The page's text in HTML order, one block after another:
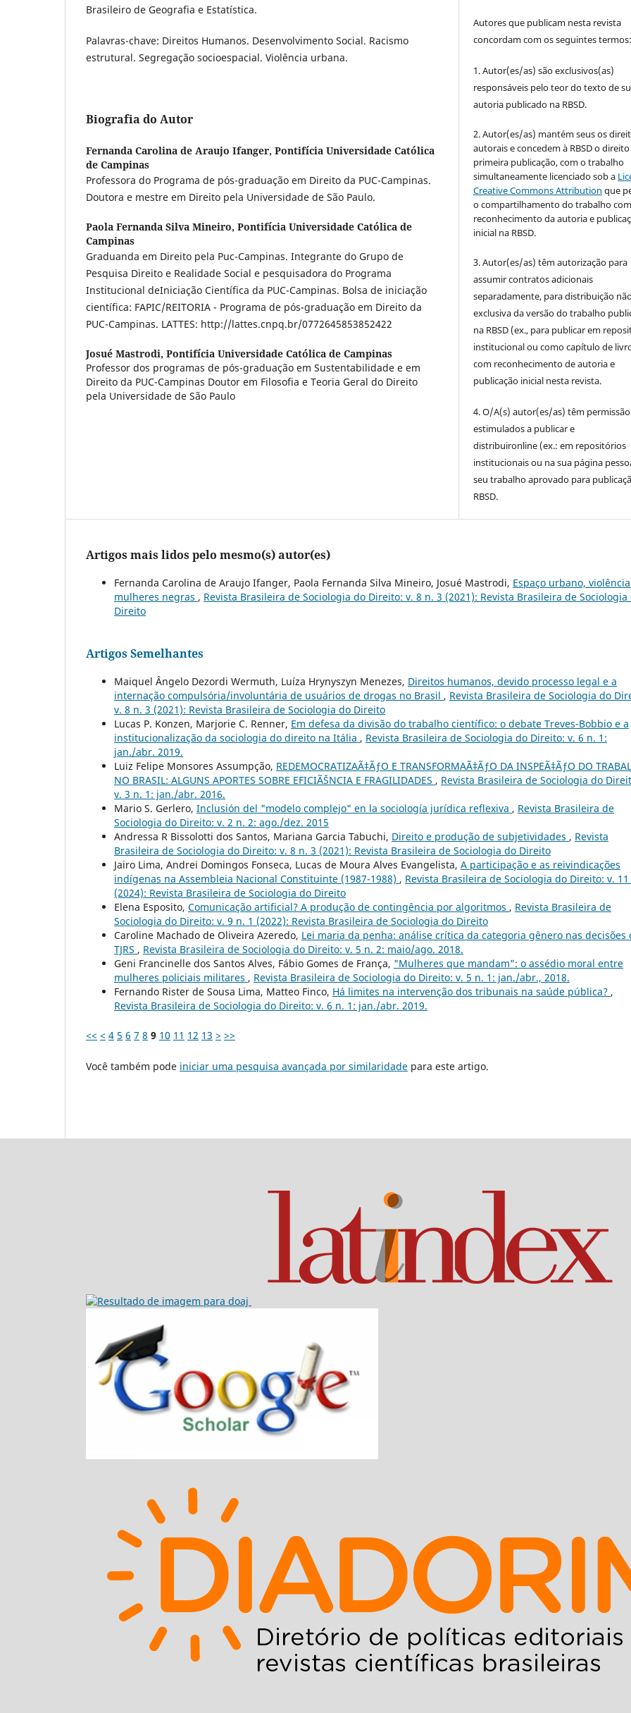
Brasileiro de Geografia e Estatística.
Palavras-chave: Direitos Humanos. Desenvolvimento Social. Racismo
estrutural. Segregação socioespacial. Violência urbana.
Biografia do Autor
Fernanda Carolina de Araujo Ifanger, Pontifícia Universidade Católica
de Campinas
Professora do Programa de pós-graduação em Direito da PUC-Campinas.
Doutora e mestre em Direito pela Universidade de São Paulo.
Paola Fernanda Silva Mineiro, Pontifícia Universidade Católica de
Campinas
Graduanda em Direito pela Puc-Campinas. Integrante do Grupo de
Pesquisa Direito e Realidade Social e pesquisadora do Programa
Institucional deIniciação Científica da PUC-Campinas. Bolsa de iniciação
científica: FAPIC/REITORIA - Programa de pós-graduação em Direito da
PUC-Campinas. LATTES: http://lattes.cnpq.br/0772645853852422
Josué Mastrodi, Pontifícia Universidade Católica de Campinas
Professor dos programas de pós-graduação em Sustentabilidade e em
Direito da PUC-Campinas Doutor em Filosofia e Teoria Geral do Direito
pela Universidade de São Paulo
Autores que publicam nesta revista
concordam com os seguintes termos:
1. Autor(es/as) são exclusivos(as)
responsáveis pelo teor do texto de
autoria publicado na RBSD.
2. Autor(es/as) mantém seus os
autorais e concedem à RBSD o
primeira publicação, com o trabalho
simultaneamente licenciado sob a
Creative Commons Attribution que
o compartilhamento do trabalho com
reconhecimento da autoria e
inicial na RBSD.
3. Autor(es/as) têm autorização para
assumir contratos adicionais
separadamente, para distribuição
exclusiva da versão do trabalho
na RBSD (ex., para publicar em
institucional ou como capítulo de
com reconhecimento de autoria e
publicação inicial nesta revista.
4. O/A(s) autor(es/as) têm
estimulados a publicar e
distribuironline (ex.: em repositórios
institucionais ou na sua página
seu trabalho aprovado para
RBSD.
Artigos mais lidos pelo mesmo(s) autor(es)
Fernanda Carolina de Araujo Ifanger, Paola Fernanda Silva Mineiro, Josué Mastrodi, Espaço urbano,
mulheres negras , Revista Brasileira de Sociologia do Direito: v. 8 n. 3 (2021): Revista Brasileira de Sociologia
Direito
Artigos Semelhantes
Maiquel Ângelo Dezordi Wermuth, Luíza Hrynyszyn Menezes, Direitos humanos, devido processo legal e a
internação compulsória/involuntária de usuários de drogas no Brasil , Revista Brasileira de Sociologia do
v. 8 n. 3 (2021): Revista Brasileira de Sociologia do Direito
Lucas P. Konzen, Marjorie C. Renner, Em defesa da divisão do trabalho científico: o debate Treves-Bobbio e a
institucionalização da sociologia do direito na Itália , Revista Brasileira de Sociologia do Direito: v. 6 n. 1:
jan./abr. 2019.
Luiz Felipe Monsores Assumpção, REDEMOCRATIZAÃ‡ÃƒO E TRANSFORMAÃ‡ÃƒO DA INSPEÃ‡ÃƒO DO
NO BRASIL: ALGUNS APORTES SOBRE EFICIÃŠNCIA E FRAGILIDADES , Revista Brasileira de Sociologia do
v. 3 n. 1: jan./abr. 2016.
Mario S. Gerlero, Inclusión del "modelo complejo" en la sociología jurídica reflexiva , Revista Brasileira de
Sociologia do Direito: v. 2 n. 2: ago./dez. 2015
Andressa R Bissolotti dos Santos, Mariana Garcia Tabuchi, Direito e produção de subjetividades , Revista
Brasileira de Sociologia do Direito: v. 8 n. 3 (2021): Revista Brasileira de Sociologia do Direito
Jairo Lima, Andrei Domingos Fonseca, Lucas de Moura Alves Evangelista, A participação e as reivindicações
indígenas na Assembleia Nacional Constituinte (1987-1988) , Revista Brasileira de Sociologia do Direito: v. 11
(2024): Revista Brasileira de Sociologia do Direito
Elena Esposito, Comunicação artificial? A produção de contingência por algoritmos , Revista Brasileira de
Sociologia do Direito: v. 9 n. 1 (2022): Revista Brasileira de Sociologia do Direito
Caroline Machado de Oliveira Azeredo, Lei maria da penha: análise crítica da categoria gênero nas decisões
TJRS , Revista Brasileira de Sociologia do Direito: v. 5 n. 2: maio/ago. 2018.
Geni Francinelle dos Santos Alves, Fábio Gomes de França, "Mulheres que mandam": o assédio moral entre
mulheres policiais militares , Revista Brasileira de Sociologia do Direito: v. 5 n. 1: jan./abr., 2018.
Fernando Rister de Sousa Lima, Matteo Finco, Há limites na intervenção dos tribunais na saúde pública? ,
Revista Brasileira de Sociologia do Direito: v. 6 n. 1: jan./abr. 2019.
<< < 4 5 6 7 8 9 10 11 12 13 > >>
Você também pode iniciar uma pesquisa avançada por similaridade para este artigo.